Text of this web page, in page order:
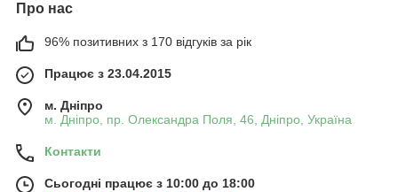
Про нас
96% позитивних з 170 відгуків за рік
Працює з 23.04.2015
м. Дніпро
м. Дніпро, пр. Олександра Поля, 46, Дніпро, Україна
Контакти
Сьогодні працює з 10:00 до 18:00